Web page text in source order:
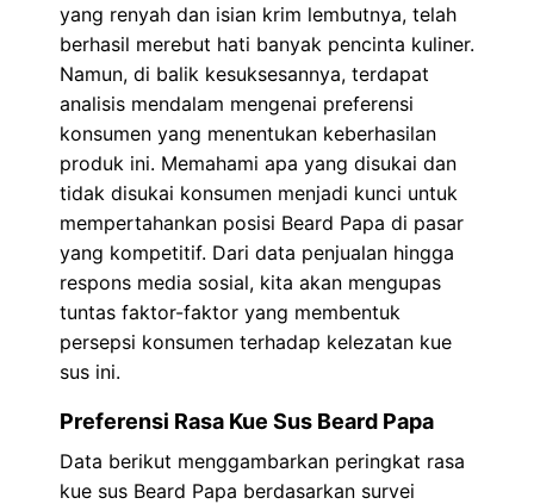
yang renyah dan isian krim lembutnya, telah
berhasil merebut hati banyak pencinta kuliner.
Namun, di balik kesuksesannya, terdapat
analisis mendalam mengenai preferensi
konsumen yang menentukan keberhasilan
produk ini. Memahami apa yang disukai dan
tidak disukai konsumen menjadi kunci untuk
mempertahankan posisi Beard Papa di pasar
yang kompetitif. Dari data penjualan hingga
respons media sosial, kita akan mengupas
tuntas faktor-faktor yang membentuk
persepsi konsumen terhadap kelezatan kue
sus ini.
Preferensi Rasa Kue Sus Beard Papa
Data berikut menggambarkan peringkat rasa
kue sus Beard Papa berdasarkan survei